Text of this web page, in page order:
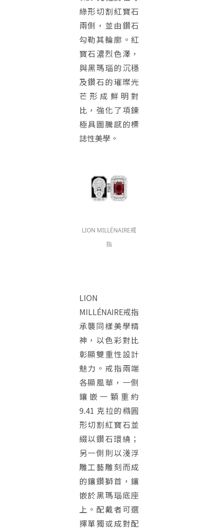
綠形切割紅寶石
兩側，並由鑽石
勾勒其輪廓。紅
寶石濃烈色澤，
與黑瑪瑙的沉穩
及鑽石的璀璨光
芒形成鮮明對
比，強化了項鍊
極具圖騰感的標
誌性美學。
LION MILLÉNAIRE戒
指
LION
MILLÉNAIRE戒指
承襲同樣美學精
神，以色彩對比
彰顯雙重性設計
魅力。戒指兩端
各顯風華，一側
鑲嵌一顆重約
9.41 克拉的橢圓
形切割紅寶石並
綴以鑽石環繞；
另一側則以淺浮
雕工藝雕刻而成
的鑲鑽獅首，鑲
嵌於黑瑪瑙底座
上。配戴者可選
擇單獨或成對配